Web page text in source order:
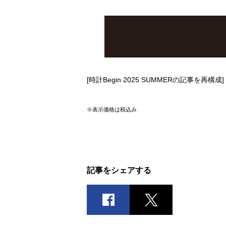
[時計Begin 2025 SUMMERの記事を再構成]
※表示価格は税込み
記事をシェアする